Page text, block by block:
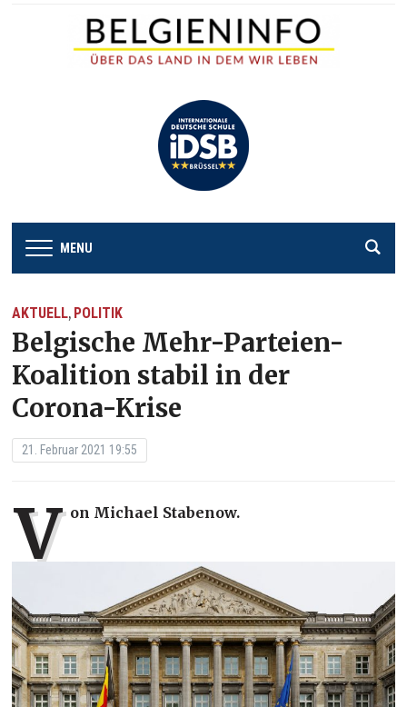
MENU
AKTUELL, POLITIK
Belgische Mehr-Parteien-
Koalition stabil in der
Corona-Krise
21. Februar 2021 19:55
V on Michael Stabenow.